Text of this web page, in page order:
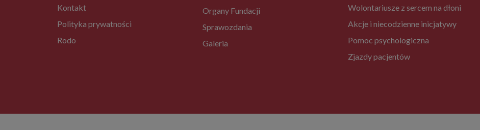
Kontakt
Polityka prywatności
Rodo
Organy Fundacji
Sprawozdania
Galeria
Wolontariusze z sercem na dłoni
Akcje i niecodzienne inicjatywy
Pomoc psychologiczna
Zjazdy pacjentów